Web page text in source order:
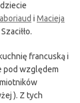
i Macieja
francuską i
pod względem
). Z tych